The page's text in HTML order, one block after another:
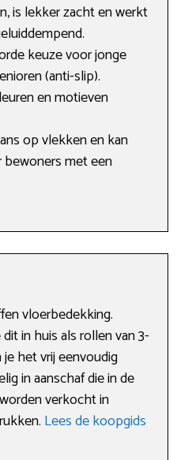
is lekker zacht en werkt
keuze voor jonge
(anti-slip).
en motieven
op vlekken en kan
bewoners met een
vloerbedekking.
in huis als rollen van 3-
het vrij eenvoudig
in aanschaf die in de
verkocht in
Lees de koopgids